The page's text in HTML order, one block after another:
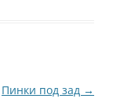
Пинки под зад →